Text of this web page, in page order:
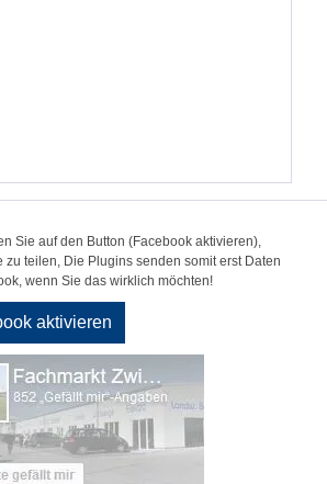
Sie auf den Button (Facebook aktivieren),
zu teilen, Die Plugins senden somit erst Daten
wenn Sie das wirklich möchten!
aktivieren